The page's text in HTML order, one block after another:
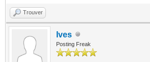
Trouver
Ives
Posting Freak